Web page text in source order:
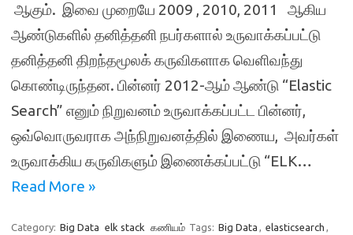
ஆகும். இவை முறையே 2009 , 2010, 2011 ஆகிய
ஆண்டுகளில் தனித்தனி நபர்களால் உருவாக்கப்பட்டு
தனித்தனி திறந்தமூலக் கருவிகளாக வெளிவந்து
கொண்டிருந்தன. பின்னர் 2012-ஆம் ஆண்டு “Elastic
Search” எனும் நிறுவனம் உருவாக்கப்பட்ட பின்னர்,
ஒவ்வொருவராக அந்நிறுவனத்தில் இணைய, அவர்கள்
உருவாக்கிய கருவிகளும் இணைக்கப்பட்டு “ELK…
Read More »
Category: Big Data elk stack கணியம் Tags: Big Data , elasticsearch ,